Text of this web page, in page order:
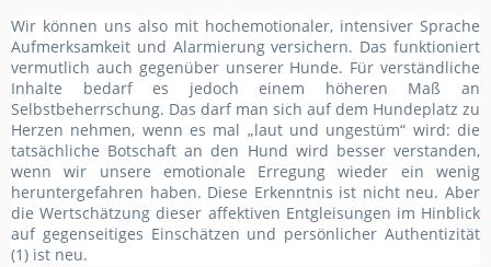
Wir können uns also mit hochemotionaler, intensiver Sprache
Aufmerksamkeit und Alarmierung versichern. Das funktioniert
vermutlich auch gegenüber unserer Hunde. Für verständliche
Inhalte bedarf es jedoch einem höheren Maß an
Selbstbeherrschung. Das darf man sich auf dem Hundeplatz zu
Herzen nehmen, wenn es mal „laut und ungestüm“ wird: die
tatsächliche Botschaft an den Hund wird besser verstanden,
wenn wir unsere emotionale Erregung wieder ein wenig
heruntergefahren haben. Diese Erkenntnis ist nicht neu. Aber
die Wertschätzung dieser affektiven Entgleisungen im Hinblick
auf gegenseitiges Einschätzen und persönlicher Authentizität
(1) ist neu.